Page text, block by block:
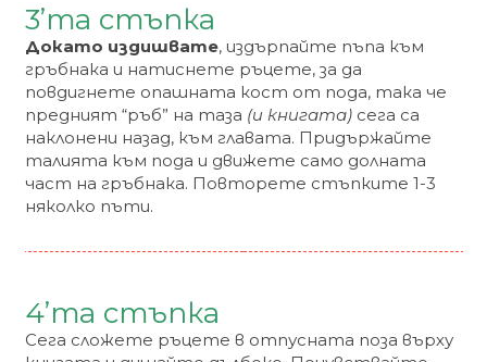
3’та стъпка
Докато издишвате, издърпайте пъпа към
гръбнака и натиснете ръцете, за да
повдигнете опашната кост от пода, така че
предният “ръб” на таза (и книгата)сега са
наклонени назад, към главата. Придържайте
талията към пода и движете само долната
част на гръбнака. Повторете стъпките 1-3
няколко пъти.
4’та стъпка
Сега сложете ръцете в отпусната поза върху